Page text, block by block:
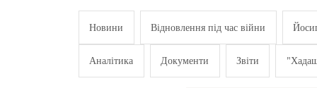
Новини Відновлення під час війни
Аналітика Документи Звіти